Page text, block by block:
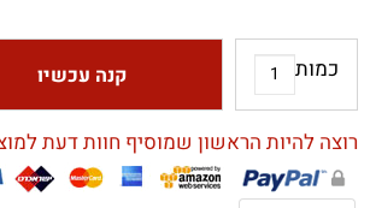
כמות קנה עכשיו
רוצה להיות הראשון שמוסיף חוות דעת